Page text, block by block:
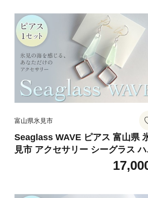
富山県氷見市
Seaglass WAVE ピアス 富山県
見市 アクセサリー シーグラス ハ